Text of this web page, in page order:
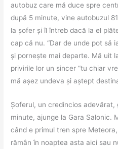
autobuz care mă duce spre
după 5 minute, vine autobuzul
la șofer și îl întreb dacă la el
cap că nu. “Dar de unde pot să
și pornește mai departe. Mă uit
privirile lor un sincer “tu chiar
mă așez undeva și aștept
Șoferul, un credincios
minute, ajunge la Gara Salonic.
când e primul tren spre
rămân în noaptea asta aici sau